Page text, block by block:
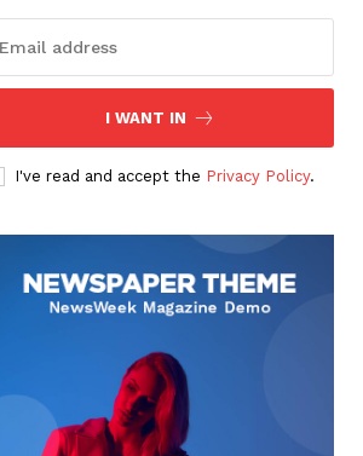
I WANT IN
I've read and accept the Privacy Policy.